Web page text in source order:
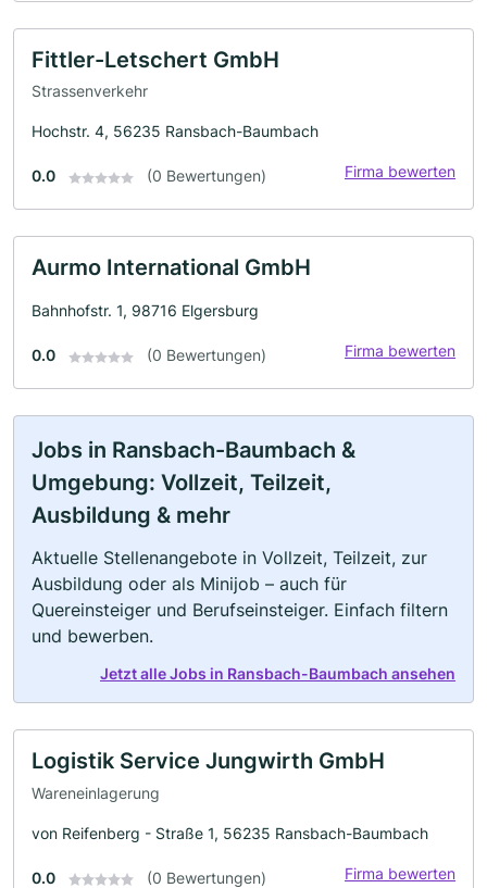
Fittler-Letschert GmbH
Strassenverkehr
Hochstr. 4, 56235 Ransbach-Baumbach
0.0 (0 Bewertungen) Firma bewerten
Aurmo International GmbH
Bahnhofstr. 1, 98716 Elgersburg
0.0 (0 Bewertungen) Firma bewerten
Jobs in Ransbach-Baumbach &
Umgebung: Vollzeit, Teilzeit,
Ausbildung & mehr
Aktuelle Stellenangebote in Vollzeit, Teilzeit, zur
Ausbildung oder als Minijob – auch für
Quereinsteiger und Berufseinsteiger. Einfach filtern
und bewerben.
Jetzt alle Jobs in Ransbach-Baumbach ansehen
Logistik Service Jungwirth GmbH
Wareneinlagerung
von Reifenberg - Straße 1, 56235 Ransbach-Baumbach
0.0 (0 Bewertungen) Firma bewerten